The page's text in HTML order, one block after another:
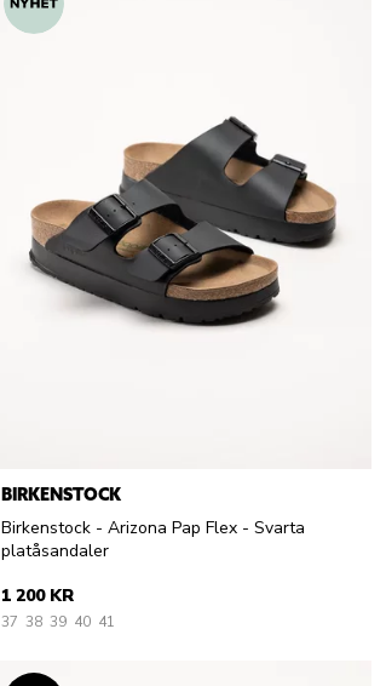
BIRKENSTOCK
Birkenstock - Arizona Pap Flex - Svarta
platåsandaler
1 200 KR
37 38 39 40 41